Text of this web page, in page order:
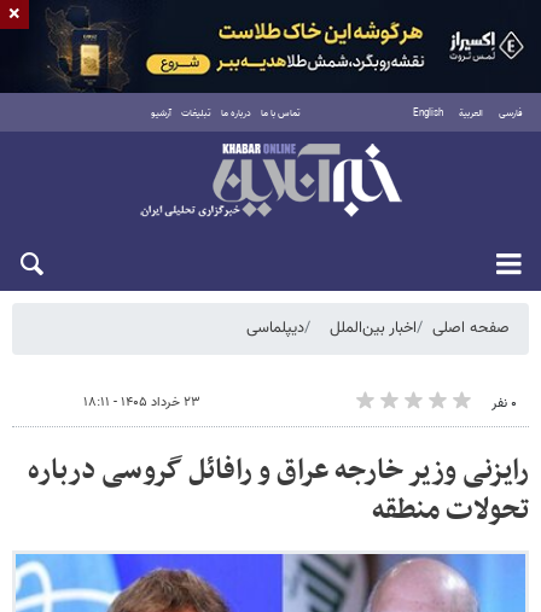
فارسی العربية English تماس با ما درباره ما تبلیغات آرشیو
جمعه ۱۶ مرداد ۱۴۰۵
صفحه اصلی اخبار بین‌الملل دیپلماسی
۰ نفر ۲۳ خرداد ۱۴۰۵ - ۱۸:۱۱
رایزنی وزیر خارجه عراق و رافائل گروسی درباره
تحولات منطقه
×